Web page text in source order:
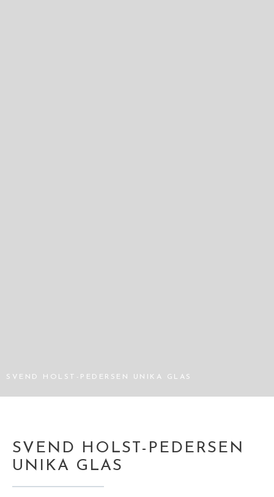
SVEND HOLST-PEDERSEN UNIKA GLAS
SVEND HOLST-PEDERSEN
UNIKA GLAS